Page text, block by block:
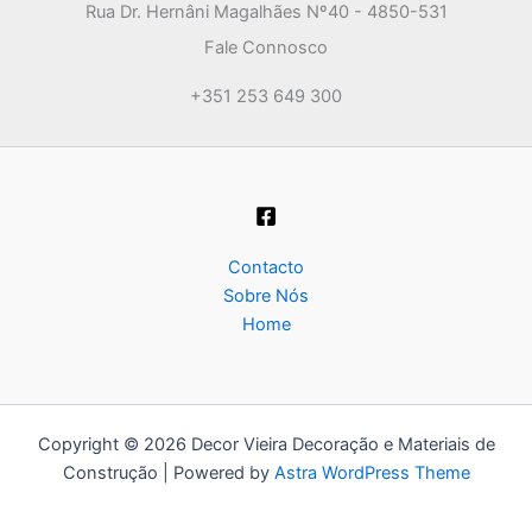
Rua Dr. Hernâni Magalhães Nº40 - 4850-531
Fale Connosco
+351 253 649 300
Contacto
Sobre Nós
Home
Copyright © 2026 Decor Vieira Decoração e Materiais de
Construção | Powered by Astra WordPress Theme